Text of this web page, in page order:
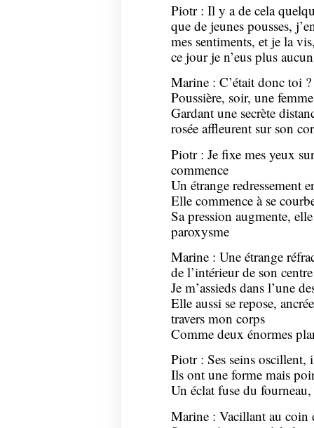
Piotr : Il y a de cela
que de jeunes pousses,
mes sentiments, et je la
ce jour je n’eus plus
Marine : C’était donc toi ?
Poussière, soir, une
Gardant une secrète
rosée affleurent sur son
Piotr : Je fixe mes yeux
commence
Un étrange redressement
Elle commence à se
Sa pression augmente,
paroxysme
Marine : Une étrange
de l’intérieur de son centre
Je m’assieds dans l’une
Elle aussi se repose,
travers mon corps
Comme deux énormes
Piotr : Ses seins oscillent,
Ils ont une forme mais
Un éclat fuse du fourneau,
Marine : Vacillant au coin